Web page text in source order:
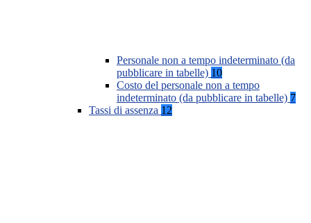
Personale non a tempo indeterminato (da
pubblicare in tabelle) 10
Costo del personale non a tempo
indeterminato (da pubblicare in tabelle) 7
Tassi di assenza 12